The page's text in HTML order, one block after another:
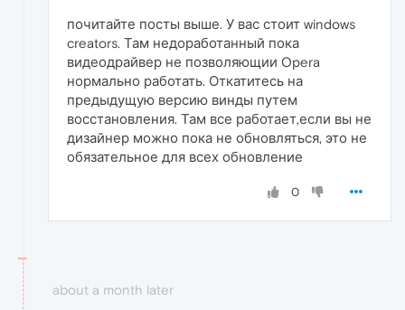
почитайте посты выше. У вас стоит windows
creators. Там недоработанный пока
видеодрайвер не позволяющии Opera
нормально работать. Откатитесь на
предыдущую версию винды путем
восстановления. Там все работает,если вы не
дизайнер можно пока не обновляться, это не
обязательное для всех обновление
0
about a month later